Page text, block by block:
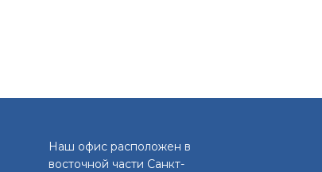
Наш офис расположен в
восточной части Санкт-